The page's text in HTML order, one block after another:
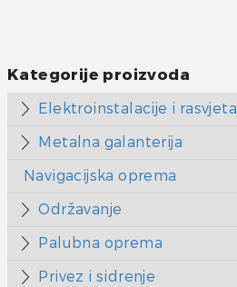
Kategorije proizvoda
Elektroinstalacije i rasvjeta
Metalna galanterija
Navigacijska oprema
Održavanje
Palubna oprema
Privez i sidrenje